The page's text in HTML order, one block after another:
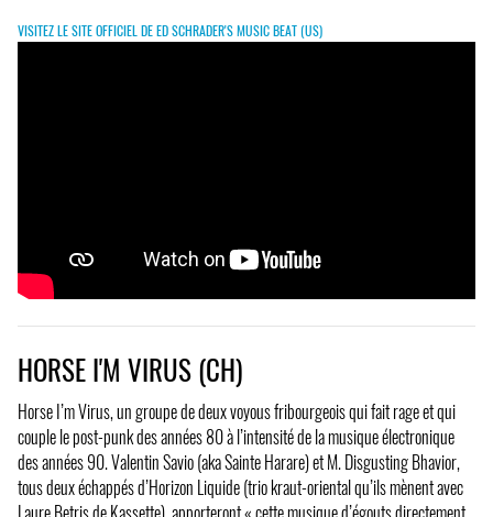
VISITEZ LE SITE OFFICIEL DE ED SCHRADER'S MUSIC BEAT (US)
HORSE I'M VIRUS (CH)
Horse I’m Virus, un groupe de deux voyous fribourgeois qui fait rage et qui
couple le post-punk des années 80 à l’intensité de la musique électronique
des années 90. Valentin Savio (aka Sainte Harare) et M. Disgusting Bhavior,
tous deux échappés d’Horizon Liquide (trio kraut-oriental qu’ils mènent avec